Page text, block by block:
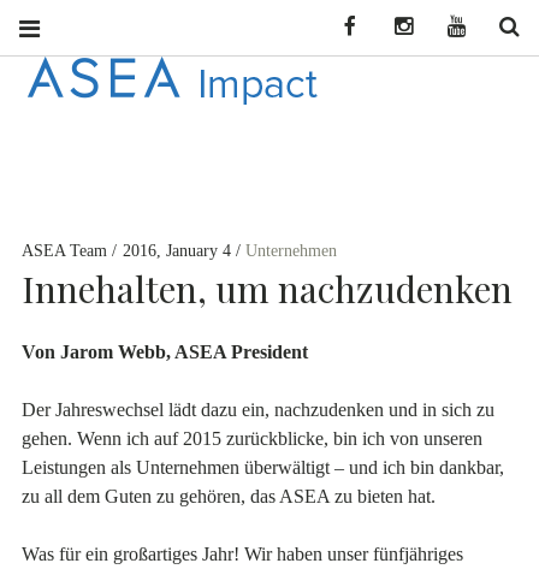
DEU
ASEA Team 2016, January 4 Unternehmen
Innehalten, um nachzudenken
Von Jarom Webb, ASEA President
Der Jahreswechsel lädt dazu ein, nachzudenken und in sich zu
gehen. Wenn ich auf 2015 zurückblicke, bin ich von unseren
Leistungen als Unternehmen überwältigt – und ich bin dankbar,
zu all dem Guten zu gehören, das ASEA zu bieten hat.
Was für ein großartiges Jahr! Wir haben unser fünfjähriges
Facebook Instagram YouTube